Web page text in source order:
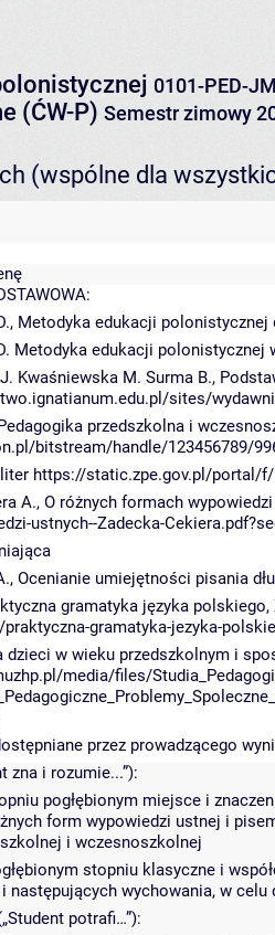
0101-PED-
(ĆW-P) Semestr zimowy
(wspólne dla
Metodyka edukacji
Metodyka edukacji
Kwaśniewska M. Surma B.,
sites/
przedszkolna i
bitstream/handle/123456789/
https://static.zpe.gov.pl/portal/f/
A., O różnych formach
ustnych--Zadecka-
Ocenianie umiejętności pisania
gramatyka języka
gramatyka-jezyka-
dzieci w wieku przedszkolnym i
media/files/
przez prowadzącego
zna i rozumie...”):
pogłębionym miejsce i
form wypowiedzi ustnej i
i wczesnoszkolnej
stopniu klasyczne i
następujących wychowania, w
potrafi…”):